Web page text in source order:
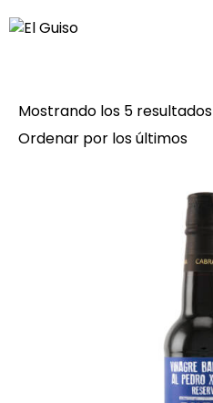
Mostrando los 5 resultados